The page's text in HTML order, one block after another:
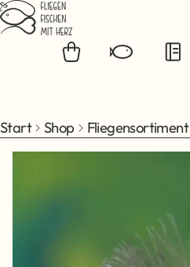
Zum Hauptinhalt springen
Start Shop Fliegensortiment